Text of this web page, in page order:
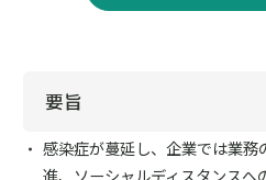
要旨
感染症が蔓延し、企業では業
進、ソーシャルディスタンス